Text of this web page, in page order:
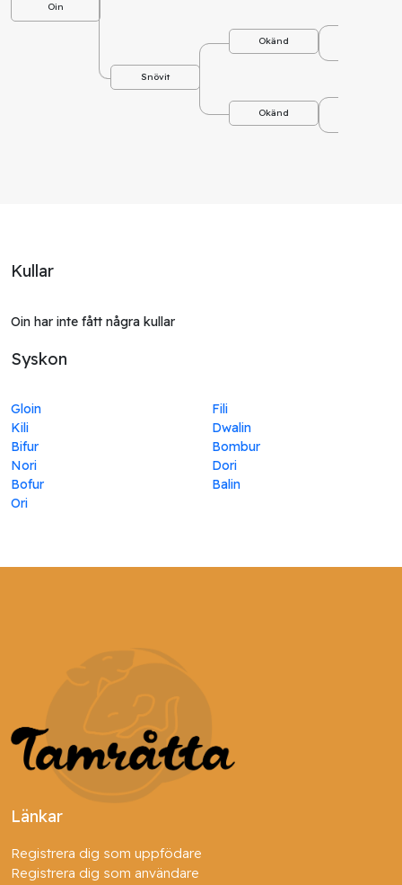
Oin
Snövit
Okänd
Okänd
Kullar
Oin har inte fått några kullar
Syskon
Gloin
Fili
Kili
Dwalin
Bifur
Bombur
Nori
Dori
Bofur
Balin
Ori
Länkar
Registrera dig som uppfödare
Registrera dig som användare